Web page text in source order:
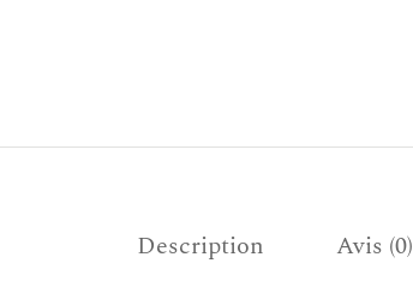
Description Avis (0)